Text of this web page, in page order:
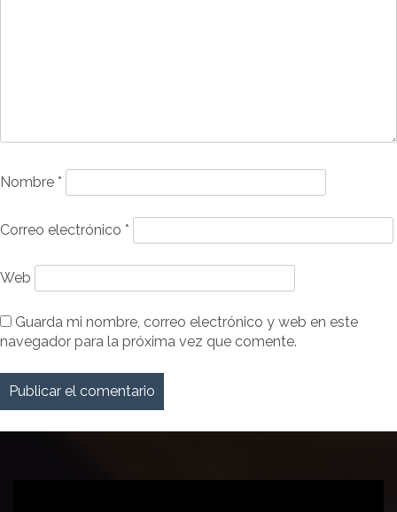
Nombre *
Correo electrónico *
Web
Guarda mi nombre, correo electrónico y web en este
navegador para la próxima vez que comente.